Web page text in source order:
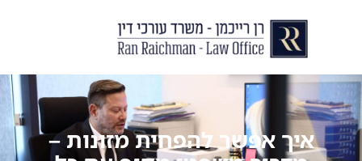
איך אפשר להפחית מזונות –